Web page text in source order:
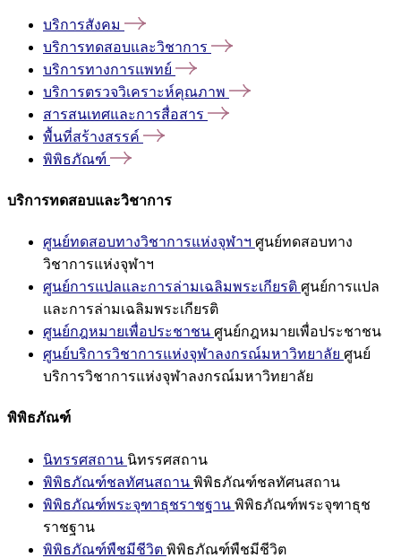
บริการสังคม
บริการทดสอบและวิชาการ
บริการทางการแพทย์
บริการตรวจวิเคราะห์คุณภาพ
สารสนเทศและการสื่อสาร
พื้นที่สร้างสรรค์
พิพิธภัณฑ์
บริการทดสอบและวิชาการ
ศูนย์ทดสอบทางวิชาการแห่งจุฬาฯ ศูนย์ทดสอบทาง
วิชาการแห่งจุฬาฯ
ศูนย์การแปลและการล่ามเฉลิมพระเกียรติ ศูนย์การแปล
และการล่ามเฉลิมพระเกียรติ
ศูนย์กฎหมายเพื่อประชาชน ศูนย์กฎหมายเพื่อประชาชน
ศูนย์บริการวิชาการแห่งจุฬาลงกรณ์มหาวิทยาลัย ศูนย์
บริการวิชาการแห่งจุฬาลงกรณ์มหาวิทยาลัย
พิพิธภัณฑ์
นิทรรศสถาน นิทรรศสถาน
พิพิธภัณฑ์ชลทัศนสถาน พิพิธภัณฑ์ชลทัศนสถาน
พิพิธภัณฑ์พระจุฑาธุชราชฐาน พิพิธภัณฑ์พระจุฑาธุช
ราชฐาน
พิพิธภัณฑ์พืชมีชีวิต พิพิธภัณฑ์พืชมีชีวิต